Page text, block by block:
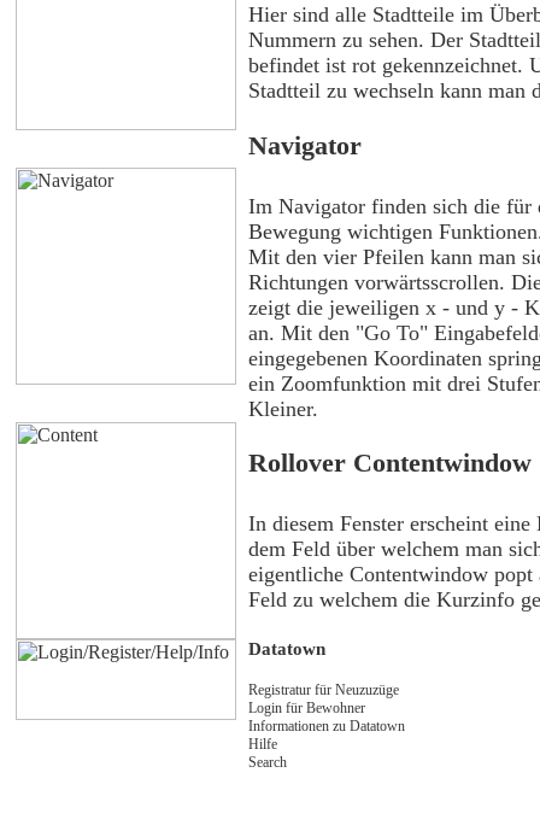
Hier sind alle Stadtteile im
Nummern zu sehen. Der
befindet ist rot gekennzeichnet.
Stadtteil zu wechseln kann man
Navigator
Im Navigator finden sich die für
Bewegung wichtigen
Mit den vier Pfeilen kann man
Richtungen vorwärtsscrollen.
zeigt die jeweiligen x - und y -
an. Mit den "Go To"
eingegebenen Koordinaten
ein Zoomfunktion mit drei
Kleiner.
Rollover Contentwindow
In diesem Fenster erscheint
dem Feld über welchem man
eigentliche Contentwindow popt
Feld zu welchem die Kurzinfo
Datatown
Registratur für Neuzuzüge
Login für Bewohner
Informationen zu Datatown
Hilfe
Search